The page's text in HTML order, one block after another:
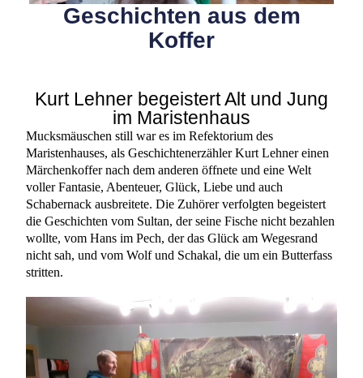
Geschichten aus dem
Koffer
Kurt Lehner begeistert Alt und Jung
im Maristenhaus
Mucksmäuschen still war es im Refektorium des
Maristenhauses, als Geschichtenerzähler Kurt Lehner einen
Märchenkoffer nach dem anderen öffnete und eine Welt
voller Fantasie, Abenteuer, Glück, Liebe und auch
Schabernack ausbreitete. Die Zuhörer verfolgten begeistert
die Geschichten vom Sultan, der seine Fische nicht bezahlen
wollte, vom Hans im Pech, der das Glück am Wegesrand
nicht sah, und vom Wolf und Schakal, die um ein Butterfass
stritten.